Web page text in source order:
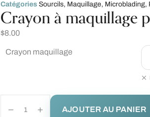
Catégories Sourcils, Maquillage, Microblading,
Crayon à maquillage
$8.00
Crayon maquillage
AJOUTER AU PANIER